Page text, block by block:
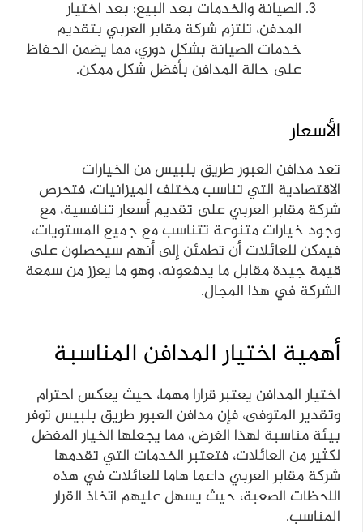
الصيانة والخدمات بعد البيع: بعد اختيار
المدفن، تلتزم شركة مقابر العربي بتقديم
خدمات الصيانة بشكل دوري، مما يضمن الحفاظ
على حالة المدافن بأفضل شكل ممكن.
الأسعار
تعد مدافن العبور طريق بلبيس من الخيارات
الاقتصادية التي تناسب مختلف الميزانيات، فتحرص
شركة مقابر العربي على تقديم أسعار تنافسية، مع
وجود خيارات متنوعة تتناسب مع جميع المستويات،
فيمكن للعائلات أن تطمئن إلى أنهم سيحصلون على
قيمة جيدة مقابل ما يدفعونه، وهو ما يعزز من سمعة
الشركة في هذا المجال.
أهمية اختيار المدافن المناسبة
اختيار المدافن يعتبر قرارا مهما، حيث يعكس احترام
وتقدير المتوفى، فإن مدافن العبور طريق بلبيس توفر
بيئة مناسبة لهذا الغرض، مما يجعلها الخيار المفضل
لكثير من العائلات، فتعتبر الخدمات التي تقدمها
شركة مقابر العربي داعما هاما للعائلات في هذه
اللحظات الصعبة، حيث يسهل عليهم اتخاذ القرار
المناسب.